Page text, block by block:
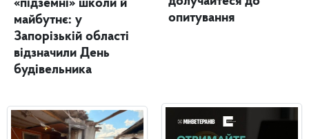
«підземні» школи й
майбутнє: у
Запорізькій області
відзначили День
будівельника
опитування